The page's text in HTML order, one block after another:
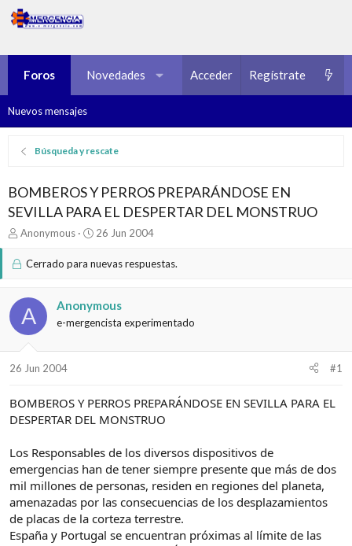
Foros Novedades Multimedia Recursos
Acceder Regístrate
Nuevos mensajes
Búsqueda y rescate
BOMBEROS Y PERROS PREPARÁNDOSE EN
SEVILLA PARA EL DESPERTAR DEL MONSTRUO
I
i
a
d
o
e
t
e
Anonymous
F
c
d
o
26 Jun 2004
Cerrado para nuevas respuestas.
A Anonymous
e-mergencista experimentado
26 Jun 2004 #1
BOMBEROS Y PERROS PREPARÁNDOSE EN SEVILLA PARA EL
DESPERTAR DEL MONSTRUO
Los Responsables de los diversos dispositivos de
emergencias han de tener siempre presente que más de dos
mil millones de personas, residen en regiones del planeta,
amenazadas por las consecuencias de los desplazamientos
de placas de la corteza terrestre.
España y Portugal se encuentran próximas al límite de las